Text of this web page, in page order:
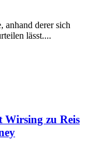
anhand derer sich
lässt....
Wirsing zu Reis